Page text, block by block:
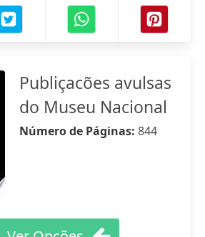
Publiçacões avulsas
do Museu Nacional
Número de Páginas: 844